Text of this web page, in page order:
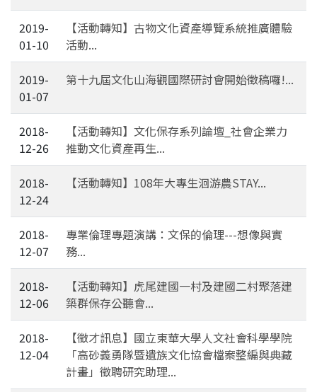
2019-
01-10
【活動轉知】古物文化資產導覽系統推廣體驗
活動...
2019-
01-07
第十九屆文化山海觀國際研討會開始徵稿囉!...
2018-
12-26
【活動轉知】文化保存系列論壇_社會企業力
推動文化資產再生...
2018-
12-24
【活動轉知】108年大專生洄游農STAY...
2018-
12-07
專業倫理專題演講：文保的倫理---想像與實
務...
2018-
12-06
【活動轉知】虎尾建國一村及建國二村聚落建
築群保存公聽會...
2018-
12-04
【徵才訊息】國立東華大學人文社會科學學院
「高砂義勇隊暨遺族文化協會檔案整編與典藏
計畫」徵聘研究助理...